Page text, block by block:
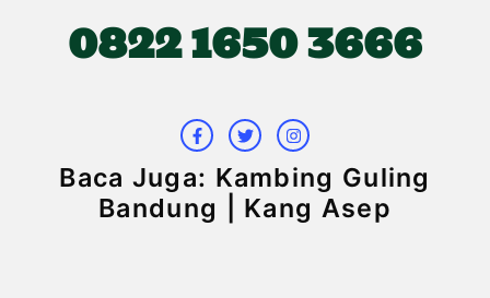
0822 1650 3666
c
e
o
o
k
-
i
t
e
r
s
t
g
r
a
m
Baca Juga: Kambing Guling
Bandung | Kang Asep